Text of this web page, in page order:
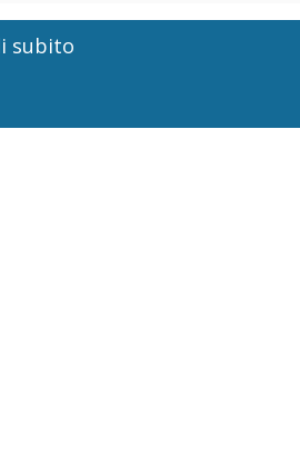
subito